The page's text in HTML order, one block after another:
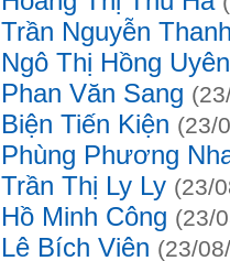
Trần Nguyễn
Ngô Thị Hồng Uyên
Phan Văn Sang
Biện Tiến Kiện (23/
Phùng Phương
Trần Thị Ly Ly (23/
Hồ Minh Công (23/
Lê Bích Viên (23/